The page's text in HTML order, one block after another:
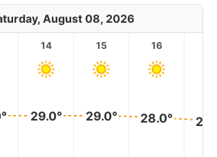
August 08, 2026
14
29.0°
15
29.0°
16
28.0°